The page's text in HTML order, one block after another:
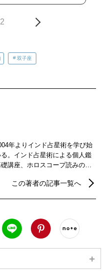
2
双子座
年よりインド占星術を学び始
。インド占星術による個人鑑
講座、ホロスコープ読みの講
行っている。
この著者の記事一覧へ
（旧twitter）
LINE Pinterest